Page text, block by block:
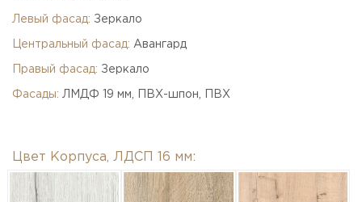
Левый фасад: Зеркало
Центральный фасад: Авангард
Правый фасад: Зеркало
Фасады: ЛМДФ 19 мм, ПВХ-шпон, ПВХ
Цвет Корпуса, ЛДСП 16 мм: